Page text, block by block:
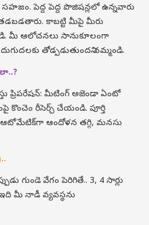
పెద్ద పెద్ద పొజిషన్లలో ఉన్నవారు
తడబడతారు. కాబట్టి మీపై మీరు
మీ ఆలోచనలు సానుకూలంగా
తోడ్పడుతుందని నమ్మండి.
ప్రిపరేషన్: మీటింగ్ అజెండా ఏంటో
కొంచెం రీసెర్చ్ చేయండి. పూర్తి
ఆటోమేటిక్‌గా ఆందోళన తగ్గి, మనసు
గుండె వేగం పెరిగితే.. 3, 4 సార్లు
మీ నాడీ వ్యవస్థను